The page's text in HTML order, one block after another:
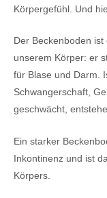
Körpergefühl. Und
Der Beckenboden
unserem Körper: er
für Blase und Darm.
Schwangerschaft,
geschwächt,
Ein starker
Inkontinenz und ist
Körpers.